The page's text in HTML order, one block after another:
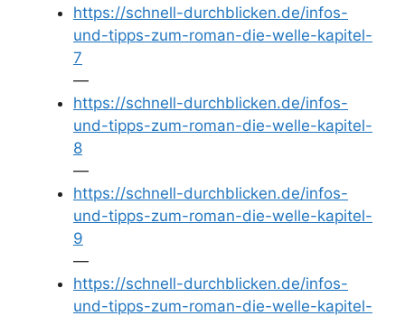
https://schnell-durchblicken.de/infos-
und-tipps-zum-roman-die-welle-kapitel-
7
—
https://schnell-durchblicken.de/infos-
und-tipps-zum-roman-die-welle-kapitel-
8
—
https://schnell-durchblicken.de/infos-
und-tipps-zum-roman-die-welle-kapitel-
9
—
https://schnell-durchblicken.de/infos-
und-tipps-zum-roman-die-welle-kapitel-